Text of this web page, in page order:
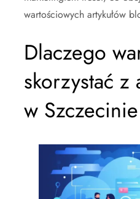
wartościowych artykułów
Dlaczego
skorzystać z
w Szczecinie